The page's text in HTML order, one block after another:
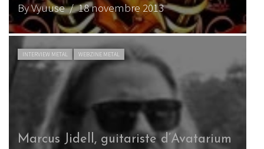
By Vyuuse/ 18 novembre 2013
INTERVIEW METAL WEBZINE METAL
Marcus Jidell, guitariste d’Avatarium